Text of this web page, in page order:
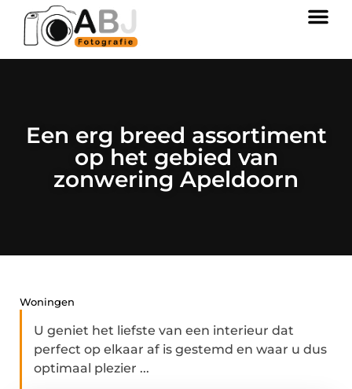
Een erg breed assortiment
op het gebied van
zonwering Apeldoorn
Woningen
U geniet het liefste van een interieur dat
perfect op elkaar af is gestemd en waar u dus
optimaal plezier ...